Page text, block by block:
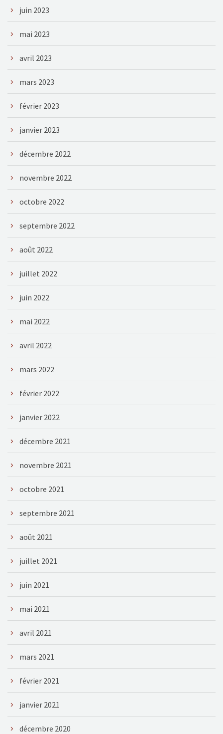
juin 2023
mai 2023
avril 2023
mars 2023
février 2023
janvier 2023
décembre 2022
novembre 2022
octobre 2022
septembre 2022
août 2022
juillet 2022
juin 2022
mai 2022
avril 2022
mars 2022
février 2022
janvier 2022
décembre 2021
novembre 2021
octobre 2021
septembre 2021
août 2021
juillet 2021
juin 2021
mai 2021
avril 2021
mars 2021
février 2021
janvier 2021
décembre 2020